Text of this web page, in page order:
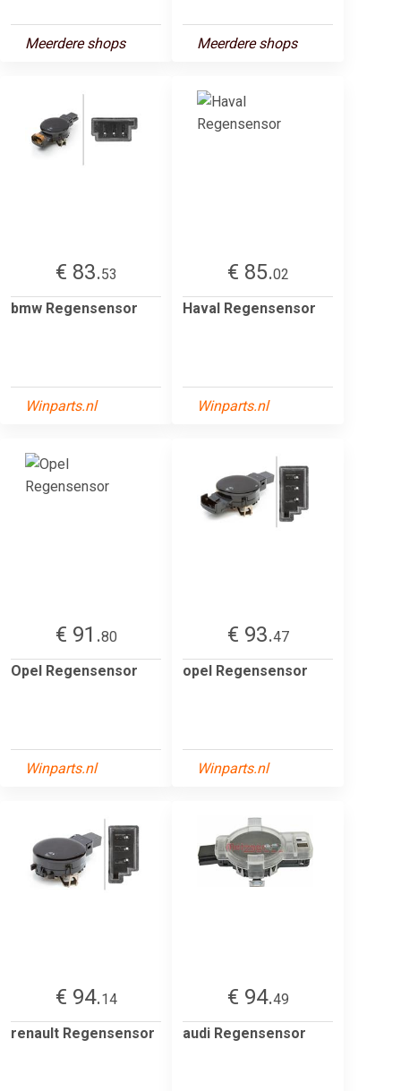
Meerdere shops Meerdere shops
€ 83.53
bmw Regensensor
Winparts.nl
€ 85.02
Haval Regensensor
Winparts.nl
€ 91.80
Opel Regensensor
Winparts.nl
€ 93.47
opel Regensensor
Winparts.nl
€ 94.14
renault Regensensor
€ 94.49
audi Regensensor